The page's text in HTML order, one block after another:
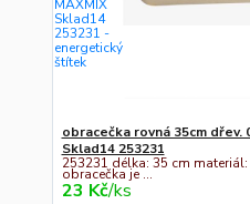
obracečka rovná 35cm dřev.
Sklad14 253231
253231 délka: 35 cm
obracečka je ...
23 Kč/ks